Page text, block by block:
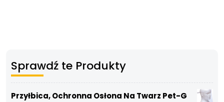
Sprawdź te Produkty
Przyłbica, Ochronna Osłona Na Twarz Pet-G